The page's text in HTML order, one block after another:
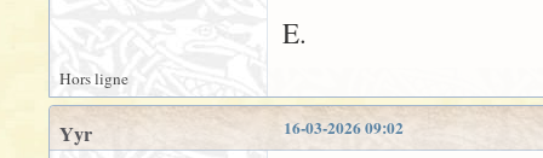
E.
Hors ligne
16-03-2026 09:02
Yyr